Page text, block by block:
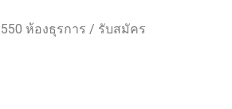
ห้องธุรการ / รับสมัคร